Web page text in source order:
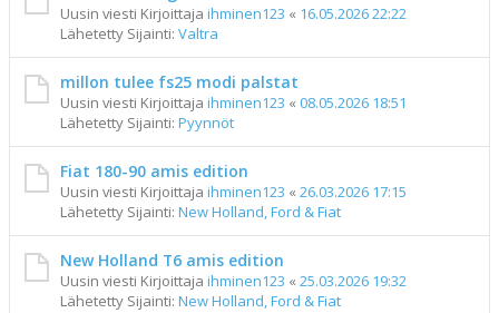
Uusin viesti Kirjoittaja ihminen123 « 16.05.2026 22:22
Lähetetty Sijainti: Valtra
millon tulee fs25 modi palstat
Uusin viesti Kirjoittaja ihminen123 « 08.05.2026 18:51
Lähetetty Sijainti: Pyynnöt
Fiat 180-90 amis edition
Uusin viesti Kirjoittaja ihminen123 « 26.03.2026 17:15
Lähetetty Sijainti: New Holland, Ford & Fiat
New Holland T6 amis edition
Uusin viesti Kirjoittaja ihminen123 « 25.03.2026 19:32
Lähetetty Sijainti: New Holland, Ford & Fiat